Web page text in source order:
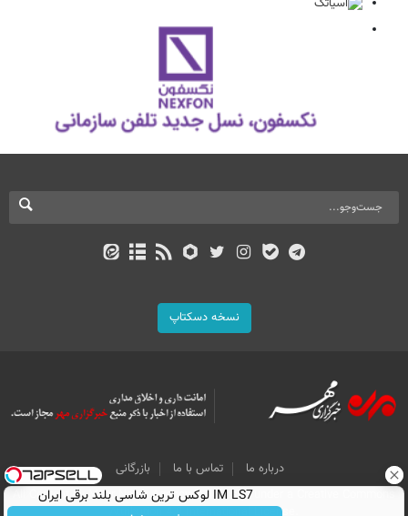
نسخه دسکتاپ
درباره ما تماس با ما
بازرگانی
All Content by Mehr News Agency is licensed under a Creative Commons
Attribution 4.0 International License.
IM LS7 لوکس ترین شاسی بلند برقی ایران